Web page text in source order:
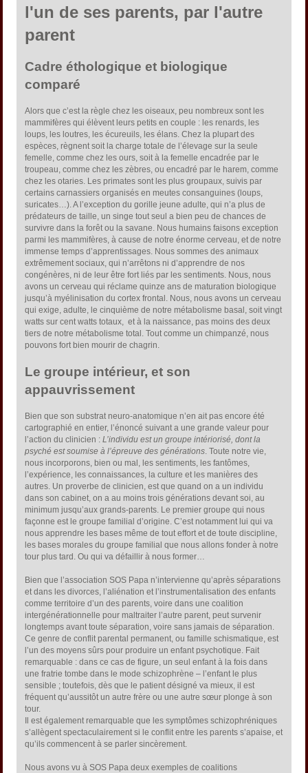
l'un de ses parents, par l'autre
parent
Cadre éthologique et biologique
comparé
Alors que c’est la règle chez les oiseaux, peu nombreux sont les
mammifères qui élèvent leurs petits en couple : les renards, les
loups, les loutres, les écureuils, les élans. Chez la plupart des
espèces, règnent soit la charge totale de l’élevage sur la seule
femelle, comme chez les ours, soit à la femelle encadrée par le
troupeau, comme chez les zèbres, ou encadré par le harem, comme
chez les otaries. Les primates sont les plus groupaux, suivis par
certains carnassiers organisés en meutes consanguines (loups,
suricates…). A l’exception du gorille jeune adulte, qui n’a plus de
prédateurs de taille, un singe tout seul a bien peu de chances de
survivre dans la forêt ou la savane. Nous humains faisons exception
parmi les mammifères, à cause de notre énorme cerveau, et de notre
immense temps d’apprentissages. Nous sommes des animaux
extrêmement sociaux, qui n’arrêtons ni d’apprendre de nos
congénères, ni de leur être fort liés par les sentiments. Nous, nous
avons un cerveau qui réclame quinze ans de maturation biologique
jusqu’à myélinisation du cortex frontal. Nous, nous avons un cerveau
qui exige, adulte, le cinquième de notre métabolisme basal, soit vingt
watts sur cent watts totaux, et à la naissance, pas moins des deux
tiers de notre métabolisme total. Tout comme un chimpanzé, nous
pouvons fort bien mourir de chagrin.
Le groupe intérieur, et son
appauvrissement
Bien que son substrat neuro-anatomique n’en ait pas encore été
cartographié en entier, l’énoncé suivant a une grande valeur pour
l’action du clinicien :L’individu est un groupe intériorisé, dont la
psyché est soumise à l’épreuve des générations . Toute notre vie,
nous incorporons, bien ou mal, les sentiments, les fantômes,
l’expérience, les connaissances, la culture et les manières des
autres. Un proverbe de clinicien, est que quand on a un individu
dans son cabinet, on a au moins trois générations devant soi, au
minimum jusqu’aux grands-parents. Le premier groupe qui nous
façonne est le groupe familial d’origine. C’est notamment lui qui va
nous apprendre les bases même de tout effort et de toute discipline,
les bases morales du groupe familial que nous allons fonder à notre
tour plus tard. Ou qui va défaillir à nous former…
Bien que l’association SOS Papa n’intervienne qu’après séparations
et dans les divorces, l’aliénation et l’instrumentalisation des enfants
comme territoire d’un des parents, voire dans une coalition
intergénérationnelle pour maltraiter l’autre parent, peut survenir
longtemps avant toute séparation, voire sans jamais de séparation.
Ce genre de conflit parental permanent, ou famille schismatique, est
l’un des moyens sûrs pour produire un enfant psychotique. Fait
remarquable : dans ce cas de figure, un seul enfant à la fois dans
une fratrie tombe dans le mode schizophrène – l’enfant le plus
sensible ; toutefois, dès que le patient désigné va mieux, il est
fréquent qu’aussitôt un autre frère ou une autre sœur plonge à son
tour.
Il est également remarquable que les symptômes schizophréniques
s’allègent spectaculairement si le conflit entre les parents s’apaise, et
qu’ils commencent à se parler sincèrement.
Nous avons vu à SOS Papa deux exemples de coalitions